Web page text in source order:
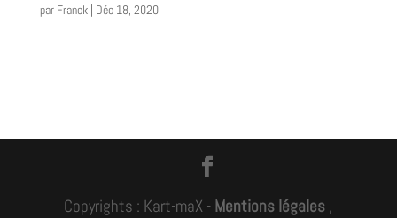
par Franck| Déc 18, 2020
Copyrights : Kart-maX - Mentions légales ,